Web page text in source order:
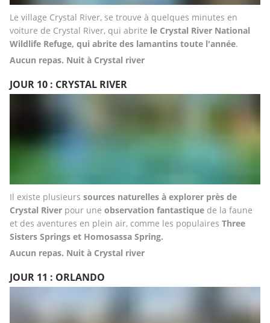
Le village Crystal River, se trouve à quelques minutes en
voiture de Crystal River, qui abrite le Crystal River National
Wildlife Refuge, qui abrite des lamantins toute l'année.
Aucun repas. Nuit à Crystal river
JOUR 10 : CRYSTAL RIVER
Il existe plusieurs sources naturelles à explorer près de
Crystal River pour une observation fantastique de la faune
et des aventures en plein air, comme les populaires Three
Sisters Springs et Homosassa Spring.
Aucun repas. Nuit à Crystal river
JOUR 11 : ORLANDO